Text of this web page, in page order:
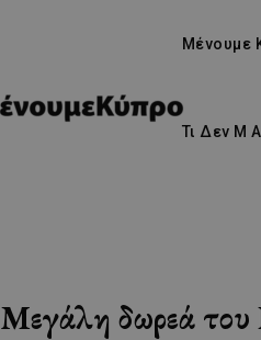
Μένουμε
Τι Δεν Μ
Μεγάλη δωρεά του